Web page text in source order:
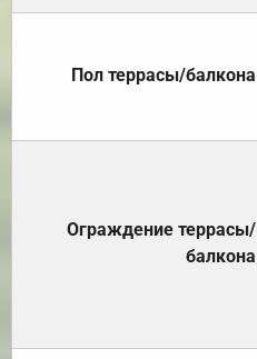
Пол террасы/балкона
Ограждение террасы/
балкона